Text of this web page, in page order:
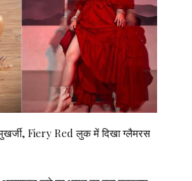
Fiery Red लुक में दिखा ग्लैमरस